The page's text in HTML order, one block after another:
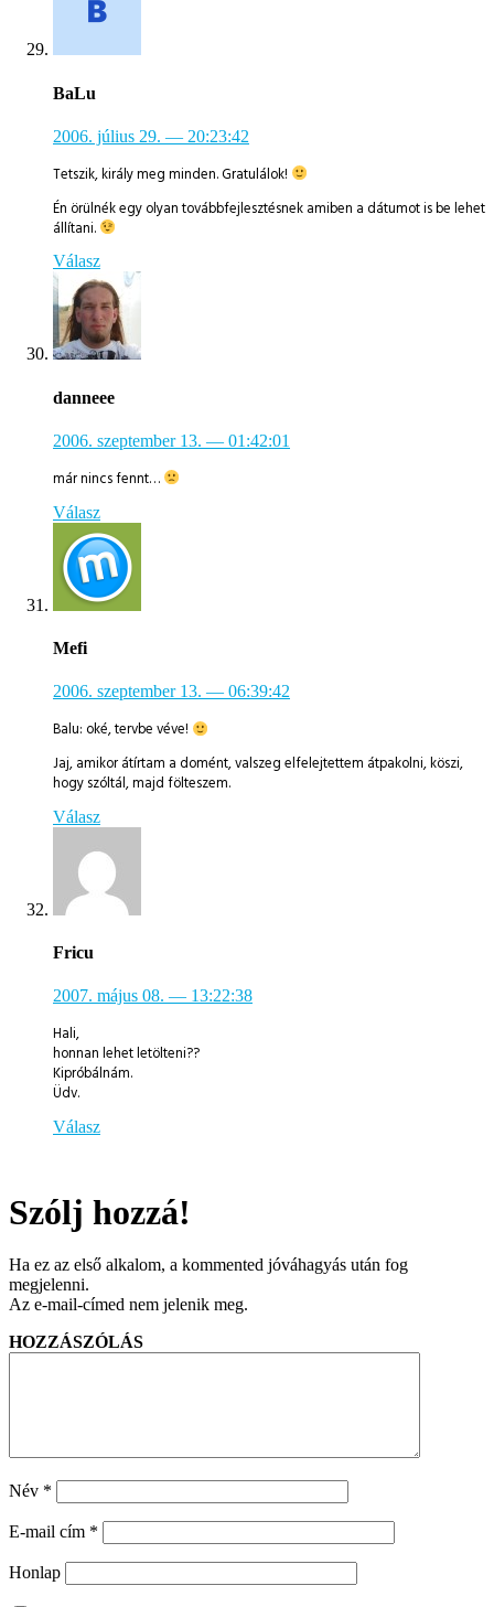
BaLu
2006. július 29. — 20:23:42
Tetszik, király meg minden. Gratulálok!
Én örülnék egy olyan továbbfejlesztésnek amiben a dátumot is be lehet
állítani.
Válasz
danneee
2006. szeptember 13. — 01:42:01
már nincs fennt…
Válasz
Mefi
2006. szeptember 13. — 06:39:42
Balu: oké, tervbe véve!
Jaj, amikor átírtam a domént, valszeg elfelejtettem átpakolni, köszi,
hogy szóltál, majd fölteszem.
Válasz
Fricu
2007. május 08. — 13:22:38
Hali,
honnan lehet letölteni??
Kipróbálnám.
Üdv.
Válasz
Szólj hozzá!
Ha ez az első alkalom, a kommented jóváhagyás után fog
megjelenni.
Az e-mail-címed nem jelenik meg.
HOZZÁSZÓLÁS
Név *
E-mail cím *
Honlap